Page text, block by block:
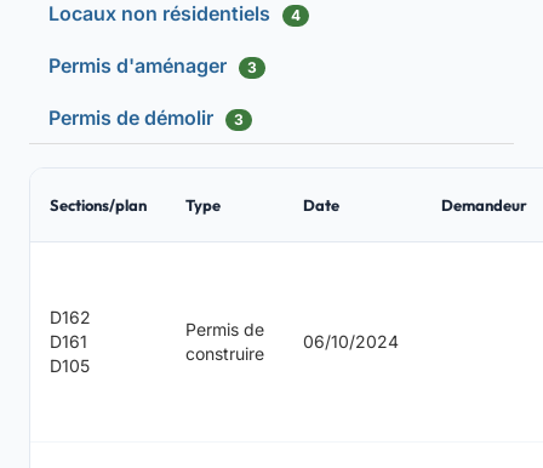
Locaux non résidentiels 4
Permis d'aménager 3
Permis de démolir 3
Sections/plan Type Date Demandeur
D162
D161
D105
Permis de
construire
06/10/2024